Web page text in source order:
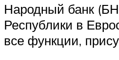
Народный банк
Республики в
все функции,